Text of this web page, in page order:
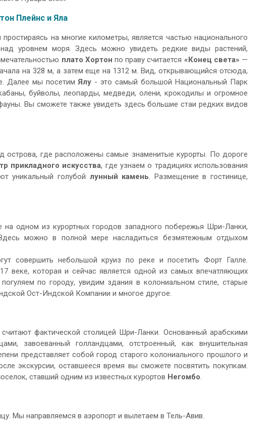
Плейнс и Яла
на многие километры, является частью национального
уровнем моря. Здесь можно увидеть редкие виды растений,
плато Хортон по праву считается «Конец света» —
на 328 м, а затем еще на 1312 м. Вид, открывающийся отсюда,
Далее мы посетимЯлу - это самый большой Национальный Парк
буйволы, леопарды, медведи, олени, крокодилы и огромное
Вы сможете также увидеть здесь большие стаи редких видов
где расположены самые знаменитые курорты. По дороге
прикладного искусства, где узнаем о традициях использования
уникальный голубой лунный камень. Размещение в гостинице,
одном из курортных городов западного побережья Шри-Ланки,
можно в полной мере насладиться безмятежным отдыхом
совершить небольшой круиз по реке и посетить Форт Галле.
веке, которая и сейчас является одной из самых впечатляющих
по городу, увидим здания в колониальном стиле, старые
Ост-Индской Компании и многое другое.
фактической столицей Шри-Ланки. Основанный арабскими
завоеванный голландцами, отстроенный, как внушительная
представляет собой город старого колониального прошлого и
экскурсии, оставшееся время вы сможете посвятить покупкам.
ставший одним из известных курортов Негомбо.
Мы направляемся в аэропорт и вылетаем в Тель-Авив.